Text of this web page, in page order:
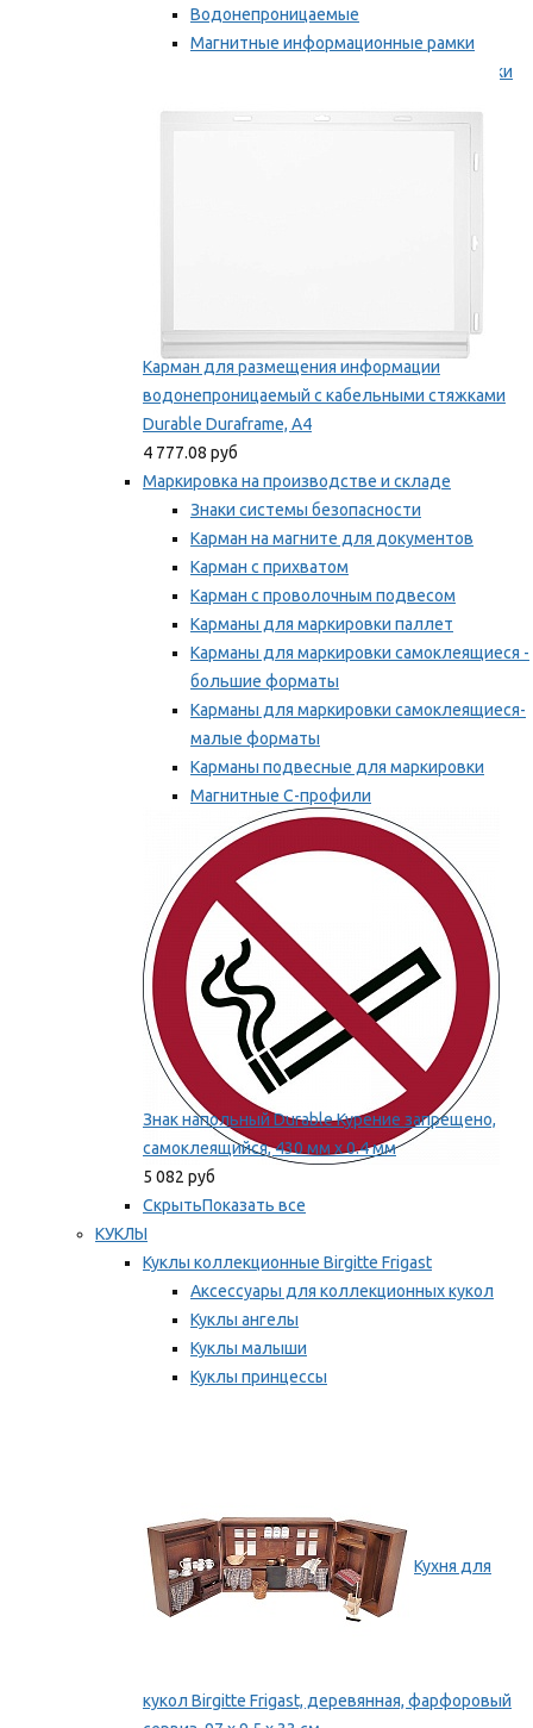
Водонепроницаемые
Магнитные информационные рамки
Самоклеящиеся информационные рамки
Карман для размещения информации
водонепроницаемый с кабельными стяжками
Durable Duraframe, А4
4 777.08 руб
Маркировка на производстве и складе
Знаки системы безопасности
Карман на магните для документов
Карман с прихватом
Карман с проволочным подвесом
Карманы для маркировки паллет
Карманы для маркировки самоклеящиеся -
большие форматы
Карманы для маркировки самоклеящиеся-
малые форматы
Карманы подвесные для маркировки
Магнитные С-профили
Напольная маркировка
Мы рекомендуем
Знак напольный Durable Курение запрещено,
самоклеящийся, 430 мм х 0.4 мм
5 082 руб
СкрытьПоказать все
КУКЛЫ
Куклы коллекционные Birgitte Frigast
Аксессуары для коллекционных кукол
Куклы ангелы
Куклы малыши
Куклы принцессы
Кухня для
кукол Birgitte Frigast, деревянная, фарфоровый